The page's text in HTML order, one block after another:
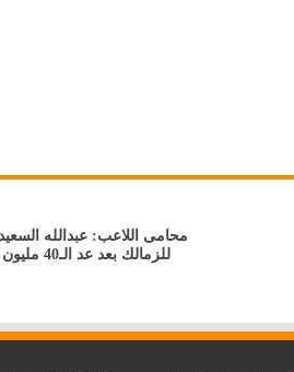
محامى اللاعب: عبدالله
للزمالك بعد عد الـ40 مليون جنيه